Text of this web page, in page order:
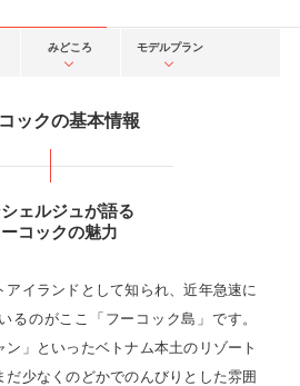
ンプールヴィラ」泊
みどころ モデルプラン
ックの基本情報
ェルジュが語る
コックの魅力
イランドとして知られ、近年急速に
るのがここ「フーコック島」です。
ン」といったベトナム本土のリゾート
だ少なくのどかでのんびりとした雰囲